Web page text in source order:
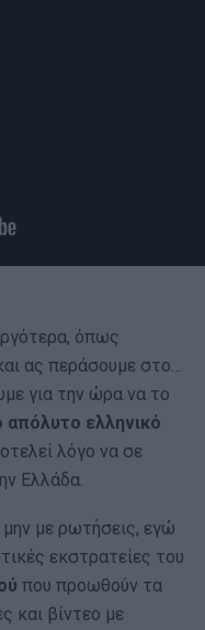
όπως
ας περάσουμε στο…
για την ώρα να το
απόλυτο ελληνικό
λόγο να σε
Ελλάδα.
με ρωτήσεις, εγώ
εκστρατείες του
που προωθούν τα
και βίντεο με